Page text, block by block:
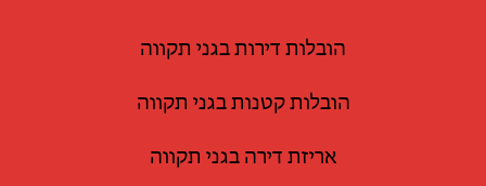
הובלות דירות בגני תקווה
הובלות קטנות בגני תקווה
אריזת דירה בגני תקווה